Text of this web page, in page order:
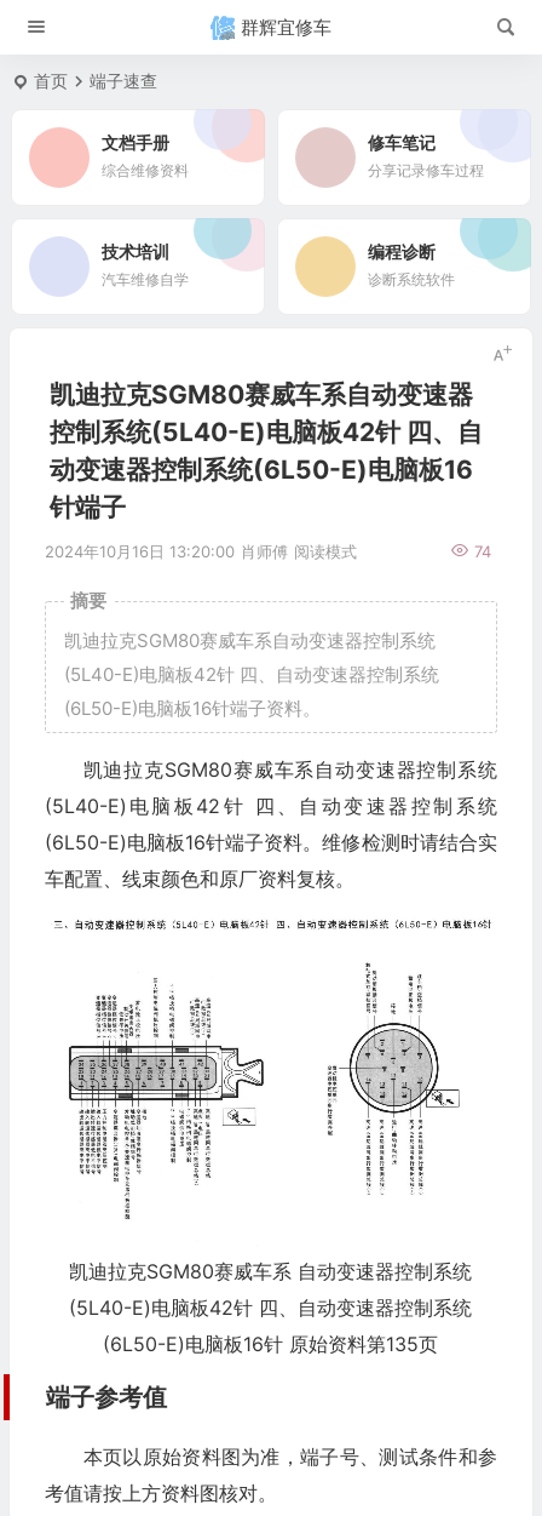
群辉宜修车
首页 端子速查
文档手册
综合维修资料
修车笔记
分享记录修车过程
技术培训
汽车维修自学
编程诊断
诊断系统软件
凯迪拉克SGM80赛威车系自动变速器
控制系统(5L40-E)电脑板42针 四、自
动变速器控制系统(6L50-E)电脑板16
针端子
2024年10月16日 13:20:00 肖师傅 74
阅读模式
摘要
凯迪拉克SGM80赛威车系自动变速器控制系统
(5L40-E)电脑板42针 四、自动变速器控制系统
(6L50-E)电脑板16针端子资料。
凯迪拉克SGM80赛威车系自动变速器控制系统
(5L40-E)电脑板42针 四、自动变速器控制系统
(6L50-E)电脑板16针端子资料。维修检测时请结合实
车配置、线束颜色和原厂资料复核。
凯迪拉克SGM80赛威车系 自动变速器控制系统
(5L40-E)电脑板42针 四、自动变速器控制系统
(6L50-E)电脑板16针 原始资料第135页
端子参考值
本页以原始资料图为准，端子号、测试条件和参
考值请按上方资料图核对。